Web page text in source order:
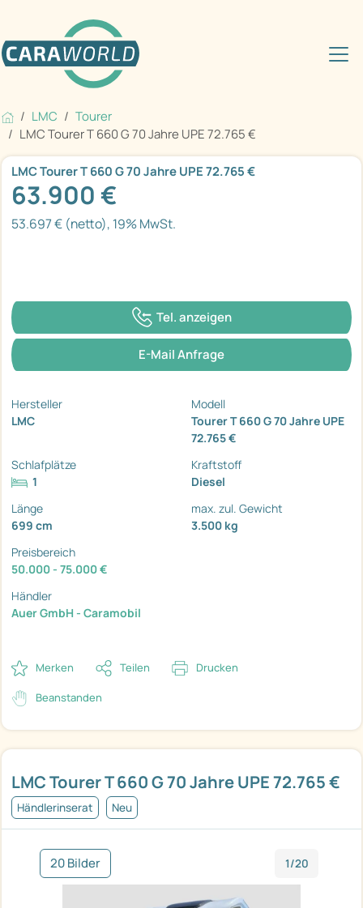
LMC
Tourer
LMC Tourer T 660 G 70 Jahre UPE 72.765 €
LMC Tourer T 660 G 70 Jahre UPE 72.765 €
Händlerinserat Neu
20 Bilder 1/20
LMC Tourer T 660 G 70 Jahre UPE 72.765 €
63.900 €
53.697 € (netto), 19% MwSt.
Tel. anzeigen
E-Mail Anfrage
Hersteller
LMC
Modell
Tourer T 660 G 70 Jahre UPE
72.765 €
Schlafplätze
1
Kraftstoff
Diesel
Länge
699 cm
max. zul. Gewicht
3.500 kg
Preisbereich
50.000 - 75.000 €
Händler
Auer GmbH - Caramobil
Merken Teilen Drucken
Beanstanden